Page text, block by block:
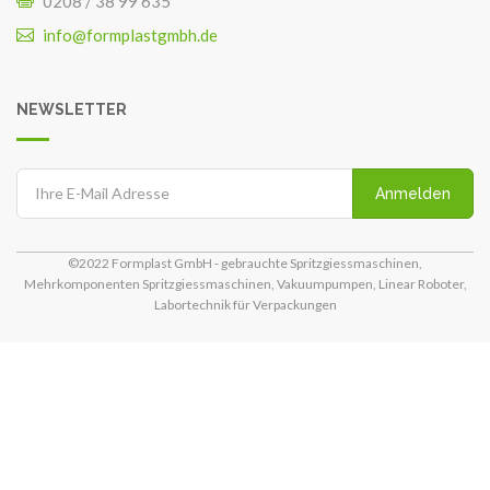
info@formplastgmbh.de
NEWSLETTER
Anmelden
©2022 Formplast GmbH - gebrauchte Spritzgiessmaschinen,
Mehrkomponenten Spritzgiessmaschinen, Vakuumpumpen, Linear Roboter,
Labortechnik für Verpackungen